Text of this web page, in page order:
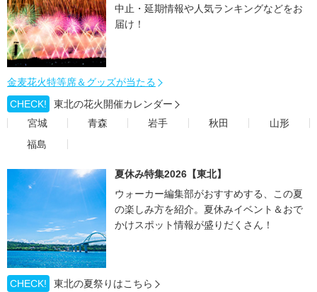
中止・延期情報や人気ランキングなどをお
届け！
金麦花火特等席＆グッズが当たる
CHECK!
東北の花火開催カレンダー
宮城
青森 岩手 秋田
山形
福島
夏休み特集2026【東北】
ウォーカー編集部がおすすめする、この夏
の楽しみ方を紹介。夏休みイベント＆おで
かけスポット情報が盛りだくさん！
CHECK!
東北の夏祭りはこちら